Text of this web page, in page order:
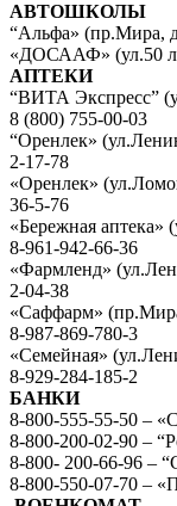
АВТОШКОЛЫ
“Альфа» (пр.Мира,
«ДОСААФ» (ул.50
АПТЕКИ
“ВИТА Экспресс”
8 (800) 755-00-03
“Оренлек»
2-17-78
«Оренлек»
36-5-76
«Бережная аптека»
8-961-942-66-36
«Фармленд»
2-04-38
«Саффарм»
8-987-869-780-3
«Семейная»
8-929-284-185-2
БАНКИ
8-800-555-55-50 –
8-800-200-02-90 –
8-800- 200-66-96 –
8-800-550-07-70 –